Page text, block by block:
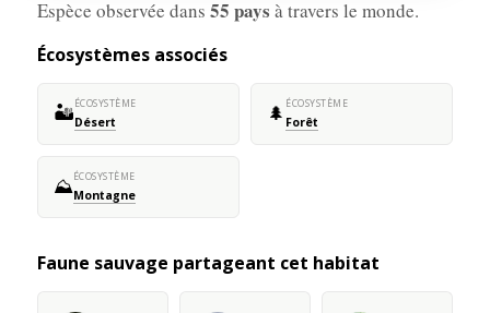
Espèce observée dans 55 pays à travers le monde.
Écosystèmes associés
🏜️ÉCOSYSTÈME
Désert 🌲 ÉCOSYSTÈME
Forêt
⛰️ÉCOSYSTÈME
Montagne
Faune sauvage partageant cet habitat